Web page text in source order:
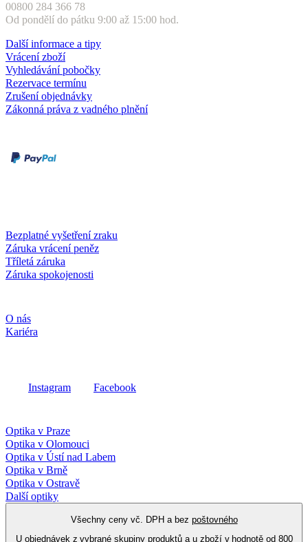
00800 284 366 78
Od pondělí do pátku 9:00 až 15:00 hod.
Další informace a tipy
Vrácení zboží
Vyhledávání pobočky
Rezervace termínu
Zrušení objednávky
Zákonná práva z vadného plnění
Bezplatné vyšetření zraku
Záruka vrácení peněz
Tříletá záruka
Záruka spokojenosti
O nás
Kariéra
Instagram Facebook
Optika v Praze
Optika v Olomouci
Optika v Ústí nad Labem
Optika v Brně
Optika v Ostravě
Další optiky
Všechny ceny vč. DPH a bez poštovného
U objednávek z vybrané skupiny produktů a u zboží v hodnotě od 800